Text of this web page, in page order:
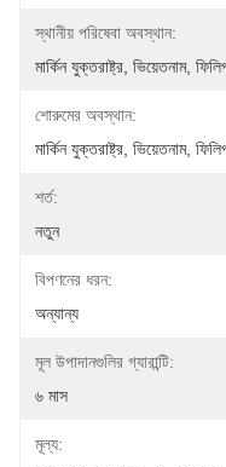
স্থানীয় পরিষেবা অবস্থান:
মার্কিন যুক্তরাষ্ট্র, ভিয়েতনাম,
শোরুমের অবস্থান:
মার্কিন যুক্তরাষ্ট্র, ভিয়েতনাম,
শর্ত:
নতুন
বিপণনের ধরন:
অন্যান্য
মূল উপাদানগুলির গ্যারান্টি:
৬ মাস
মূল্য: